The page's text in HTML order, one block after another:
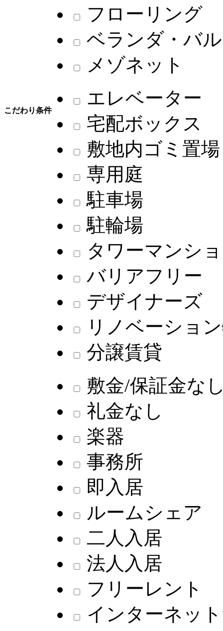
こだわり条件
フローリング
ベランダ・バ
メゾネット
エレベーター
宅配ボックス
敷地内ゴミ置場
専用庭
駐車場
駐輪場
タワーマンシ
バリアフリー
デザイナーズ
リノベーショ
分譲賃貸
敷金/保証金な
礼金なし
楽器
事務所
即入居
ルームシェア
二人入居
法人入居
フリーレント
インターネッ